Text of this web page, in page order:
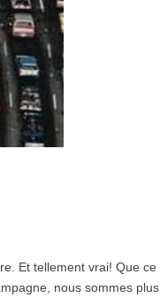
Et tellement vrai! Que ce
nous sommes plus